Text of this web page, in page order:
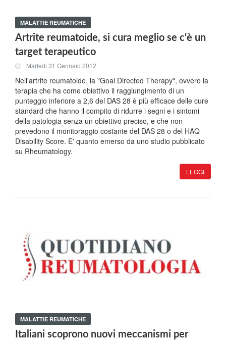
MALATTIE REUMATICHE
Artrite reumatoide, si cura meglio se c'è un
target terapeutico
Martedi 31 Gennaio 2012
Nell'artrite reumatoide, la "Goal Directed Therapy", ovvero la
terapia che ha come obiettivo il raggiungimento di un
punteggio inferiore a 2,6 del DAS 28 è più efficace delle cure
standard che hanno il compito di ridurre i segni e i sintomi
della patologia senza un obiettivo preciso, e che non
prevedono il monitoraggio costante del DAS 28 o del HAQ
Disability Score. E' quanto emerso da uno studio pubblicato
su Rheumatology.
LEGGI
MALATTIE REUMATICHE
Italiani scoprono nuovi meccanismi per